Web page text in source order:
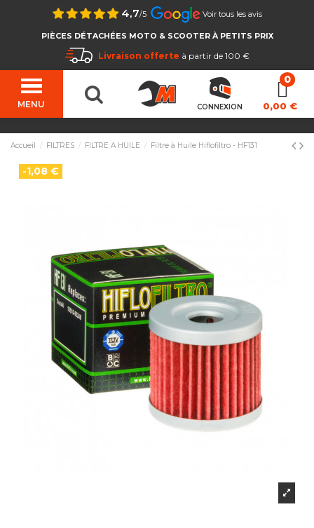
4,7/5 Voir tous les avis
PIÈCES DÉTACHÉES MOTO & SCOOTER À PETITS PRIX
Livraison offerte à partir de 100 €
MENU CONNEXION 0,00 €
Accueil FILTRES FILTRE A HUILE Filtre à Huile Hiflofiltro - HF131
-1,08 €